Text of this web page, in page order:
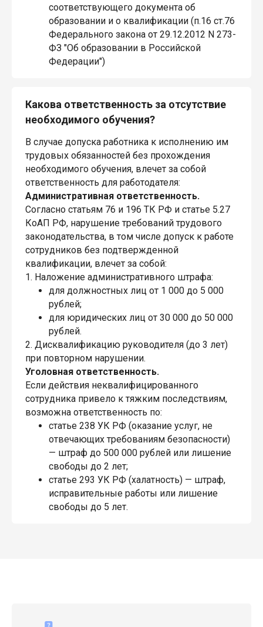
соответствующего документа об
образовании и о квалификации (п.16 ст.76
Федерального закона от 29.12.2012 N 273-
ФЗ "Об образовании в Российской
Федерации")
Какова ответственность за отсутствие
необходимого обучения?
В случае допуска работника к исполнению им
трудовых обязанностей без прохождения
необходимого обучения, влечет за собой
ответственность для работодателя:
Административная ответственность.
Согласно статьям 76 и 196 ТК РФ и статье 5.27
КоАП РФ, нарушение требований трудового
законодательства, в том числе допуск к работе
сотрудников без подтвержденной
квалификации, влечет за собой:
1. Наложение административного штрафа:
для должностных лиц от 1 000 до 5 000
рублей;
для юридических лиц от 30 000 до 50 000
рублей.
2. Дисквалификацию руководителя (до 3 лет)
при повторном нарушении.
Уголовная ответственность.
Если действия неквалифицированного
сотрудника привело к тяжким последствиям,
возможна ответственность по:
статье 238 УК РФ (оказание услуг, не
отвечающих требованиям безопасности)
— штраф до 500 000 рублей или лишение
свободы до 2 лет;
статье 293 УК РФ (халатность) — штраф,
исправительные работы или лишение
свободы до 5 лет.